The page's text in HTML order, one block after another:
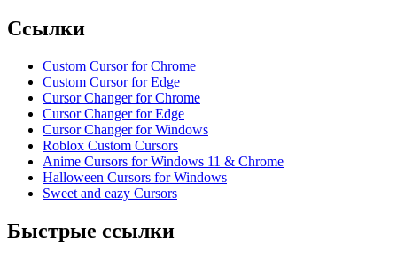
Ссылки
Custom Cursor for Chrome
Custom Cursor for Edge
Cursor Changer for Chrome
Cursor Changer for Edge
Cursor Changer for Windows
Roblox Custom Cursors
Anime Cursors for Windows 11 & Chrome
Halloween Cursors for Windows
Sweet and eazy Cursors
Быстрые ссылки